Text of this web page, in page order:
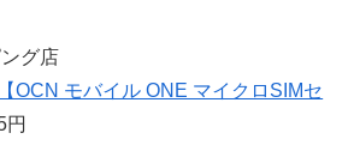
グ店
OCN モバイル ONE マイクロSIMセ
円